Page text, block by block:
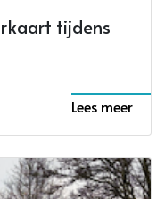
tijdens
Lees meer